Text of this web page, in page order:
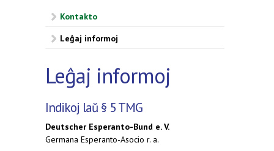
Kontakto
Leĝaj informoj
Leĝaj informoj
Indikoj laŭ § 5 TMG
Deutscher Esperanto-Bund e. V.
Germana Esperanto-Asocio r. a.